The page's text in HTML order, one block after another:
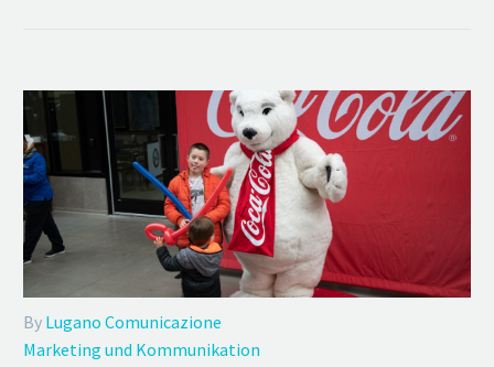
By Lugano Comunicazione
Marketing und Kommunikation